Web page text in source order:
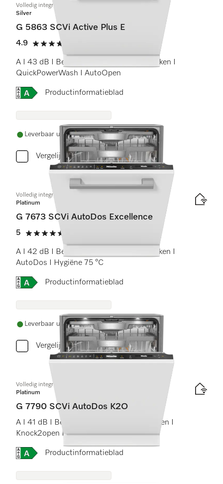
Volledig integreerbare vaatwassers
Silver
G 5863 SCVi Active Plus E
4.9
4.9 sterren op 5
A I 43 dB I Besteklade I ExtraComfort rekken I
QuickPowerWash I AutoOpen
Online Label Flag, Energielabel
Productinformatieblad
Leverbaar uit voorraad met gratis levering
Vergelijken
Volledig integreerbare vaatwassers
Platinum
G 7673 SCVi AutoDos Excellence
5
5 sterren op 5
A I 42 dB I Besteklade I MaxiComfort rekken I
AutoDos I Hygiëne 75 °C
Online Label Flag, Energielabel
Productinformatieblad
Leverbaar uit voorraad met gratis levering
Vergelijken
Volledig integreerbare vaatwassers
Platinum
G 7790 SCVi AutoDos K2O
A I 41 dB I Besteklade I MaxiComfort rekken I
Knock2open I BrilliantLight
Online Label Flag, Energielabel
Productinformatieblad